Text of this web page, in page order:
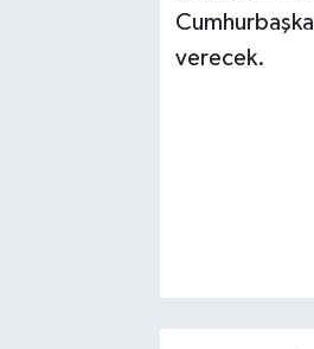
verecek.